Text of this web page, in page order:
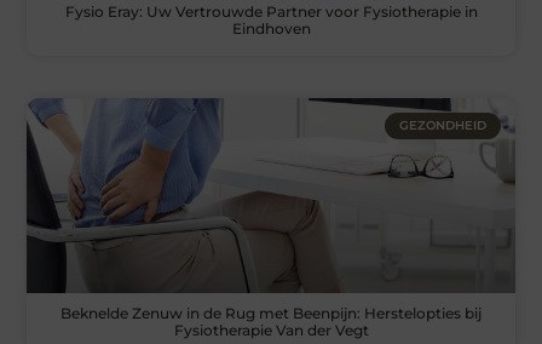
Fysio Eray: Uw Vertrouwde Partner voor Fysiotherapie in
Eindhoven
GEZONDHEID
Beknelde Zenuw in de Rug met Beenpijn: Herstelopties bij
Fysiotherapie Van der Vegt